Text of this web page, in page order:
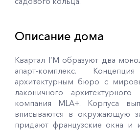
Описание дома
Квартал I’M образуют два
апарт-комплекс.
архитектурным бюро с
лаконичного
компания MLA+. Корпуса
вписываются в окружающую
придают французские окна и